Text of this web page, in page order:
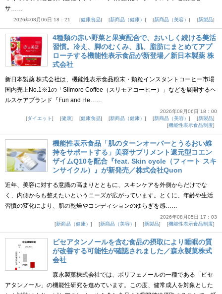
サ……
2026年08月06日 18：21 健康食品 新商品（健康） 新商品（美容） 新製品
4種類の赤い野菜と果実配合で、おいしく続ける美活
習慣。冷え、脚のむくみ、肌、脂肪にまとめてアプ
ローチする機能性表示食品が新登場／新日本製薬 株
式会社
新日本製薬 株式会社は、機能性表示食品粉末・顆粒インスタントコーヒー市場
国内売上No.1※1の「Slimore Coffee（スリモアコーヒー）」などを展開するヘ
ルスケアブランド『Fun and He……
2026年08月06日 18：00
ダイエット
健康 健康食品 新商品（健康） 新商品（美容）
新製品
機能性表示食品制度
機能性表示食品「肌のターンオーバーとうるおい維
持をサポートする」美容サプリメント還元型コエン
ザイムQ10を配合『feat. Skin cycle（フィート スキ
ンサイクル）』が新発売／株式会社Quon
近年、美容に対する意識の高まりとともに、スキンケアを外側からだけでな
く、内側からも整えたいというニーズが広がっています。とくに、年齢や生活
習慣の変化により、肌の乾燥やコンディションのゆらぎを感……
2026年08月05日 17：03
新商品（健康）
新商品（美容） 新製品 機能性表示食品制度
ピセアタンノールを含む食品の摂取により睡眠の質
が改善する可能性が確認されました／森永製菓株式
会社
森永製菓株式会社では、ポリフェノールの一種である「ピセ
アタンノール」の機能性研究を進めています。この度、健常成人を対象とした